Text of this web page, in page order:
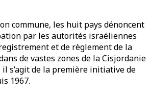
commune, les huit pays dénoncent
par les autorités israéliennes
et de règlement de la
de vastes zones de la Cisjordanie
il s’agit de la première initiative de
1967.